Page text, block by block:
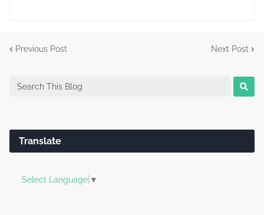
Previous Post Next Post
Translate
Select Language ▼